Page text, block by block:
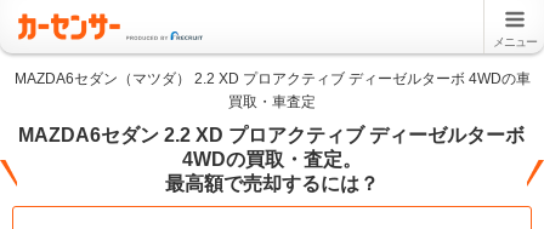
メニュー
MAZDA6セダン（マツダ） 2.2 XD プロアクティブ ディーゼルターボ 4WDの車
買取・車査定
MAZDA6セダン 2.2 XD プロアクティブ ディーゼルターボ
4WDの買取・査定。
最高額で売却するには？